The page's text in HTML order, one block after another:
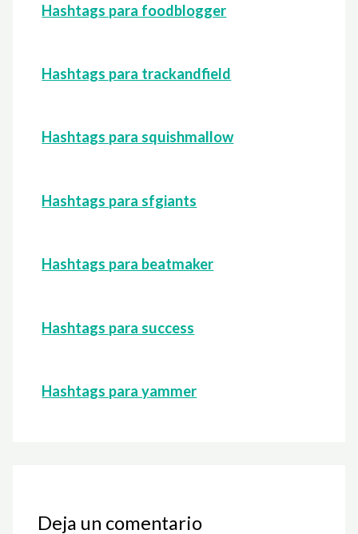
Hashtags para foodblogger
Hashtags para trackandfield
Hashtags para squishmallow
Hashtags para sfgiants
Hashtags para beatmaker
Hashtags para success
Hashtags para yammer
Deja un comentario